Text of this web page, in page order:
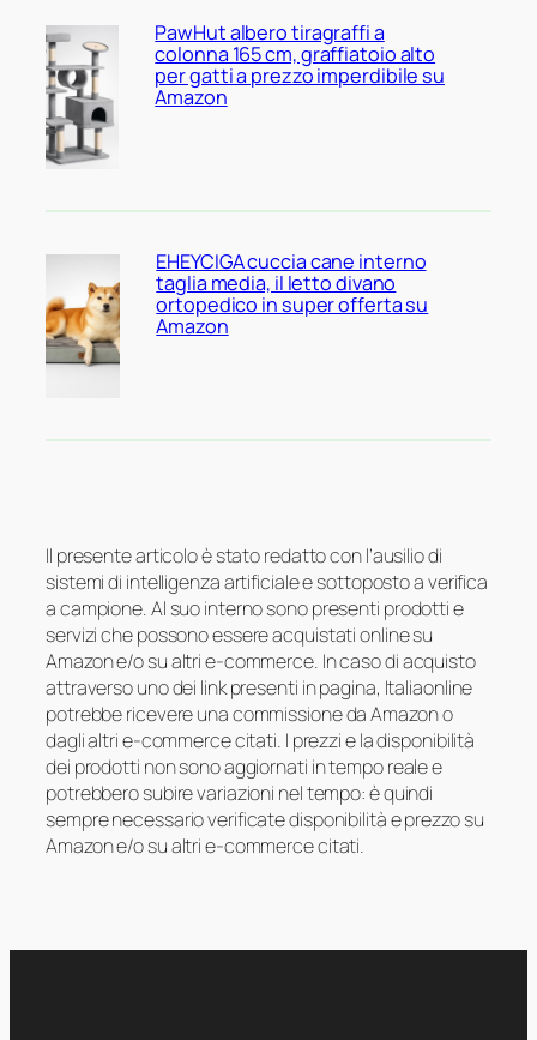
PawHut albero tiragraffi a
colonna 165 cm, graffiatoio alto
per gatti a prezzo imperdibile su
Amazon
EHEYCIGA cuccia cane interno
taglia media, il letto divano
ortopedico in super offerta su
Amazon
Il presente articolo è stato redatto con l’ausilio di
sistemi di intelligenza artificiale e sottoposto a verifica
a campione. Al suo interno sono presenti prodotti e
servizi che possono essere acquistati online su
Amazon e/o su altri e-commerce. In caso di acquisto
attraverso uno dei link presenti in pagina, Italiaonline
potrebbe ricevere una commissione da Amazon o
dagli altri e-commerce citati. I prezzi e la disponibilità
dei prodotti non sono aggiornati in tempo reale e
potrebbero subire variazioni nel tempo: è quindi
sempre necessario verificate disponibilità e prezzo su
Amazon e/o su altri e-commerce citati.